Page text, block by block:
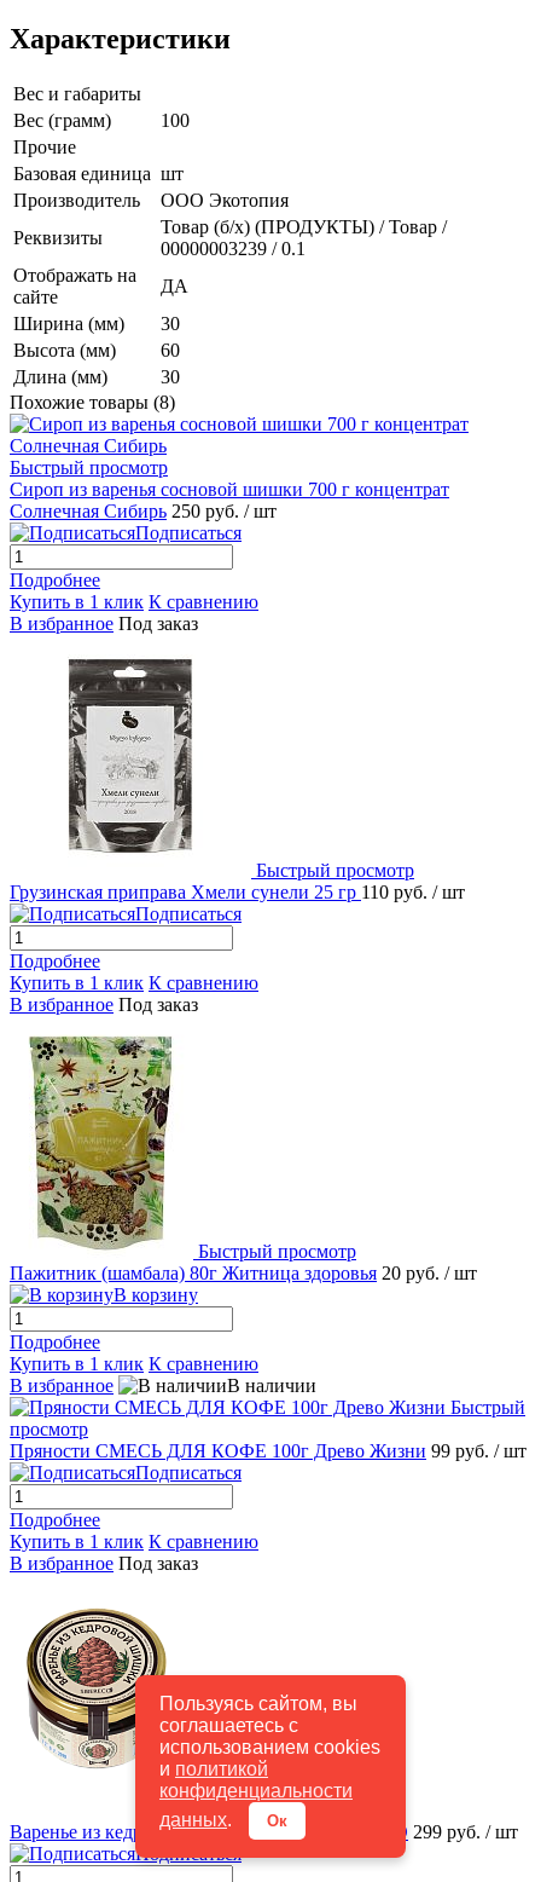
Пользуясь сайтом, вы
соглашаетесь с
использованием cookies
и политикой
конфиденциальности
данных. Ок
Характеристики
Вес и габариты
Вес (грамм)
100
Прочие
Базовая единица шт
Производитель
ООО Экотопия
Реквизиты
Товар (б/х) (ПРОДУКТЫ) / Товар /
00000003239 / 0.1
Отображать на
сайте
ДА
Ширина (мм)
30
Высота (мм)
60
Длина (мм)
30
Похожие товары (8)
Быстрый просмотр
Сироп из варенья сосновой шишки 700 г концентрат
Солнечная Сибирь 250 руб. / шт
Подписаться
Подробнее
Купить в 1 клик К сравнению
В избранное Под заказ
Быстрый просмотр
Грузинская приправа Хмели сунели 25 гр 110 руб. / шт
Подписаться
Подробнее
Купить в 1 клик К сравнению
В избранное Под заказ
Быстрый просмотр
Пажитник (шамбала) 80г Житница здоровья 20 руб. / шт
В корзину
Подробнее
Купить в 1 клик К сравнению
В избранное
В наличии
Быстрый
просмотр
Пряности СМЕСЬ ДЛЯ КОФЕ 100г Древо Жизни 99 руб. / шт
Подписаться
Подробнее
Купить в 1 клик К сравнению
В избранное Под заказ
Быстрый просмотр
Варенье из кедровой шишки 220 мл SIBERECO 299 руб. / шт
Подписаться